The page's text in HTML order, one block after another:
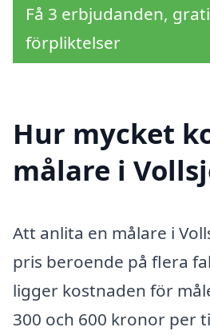
Få 3 erbjudanden,
förpliktelser
Hur mycket
målare i
Att anlita en målare i
pris beroende på flera
ligger kostnaden för
300 och 600 kronor per